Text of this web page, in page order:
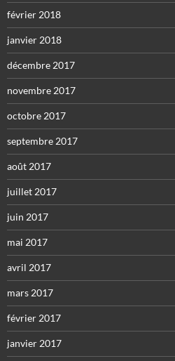
février 2018
janvier 2018
décembre 2017
novembre 2017
octobre 2017
septembre 2017
août 2017
juillet 2017
juin 2017
mai 2017
avril 2017
mars 2017
février 2017
janvier 2017